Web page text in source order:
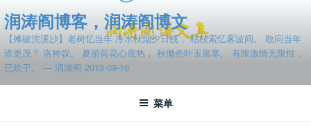
至
容
润涛阎博客，润涛阎博文
【摊破浣溪沙】老树忆当年 冷水秋烟夕日残， 枯枝索忆雾波间。 敢问当年
谁更茂？ 洛神叹。 夏俯荷花心底热， 秋抛色叶玉笛寒。 有限激情无限恨，
已吹干。 — 润涛阎 2013-09-16
菜单